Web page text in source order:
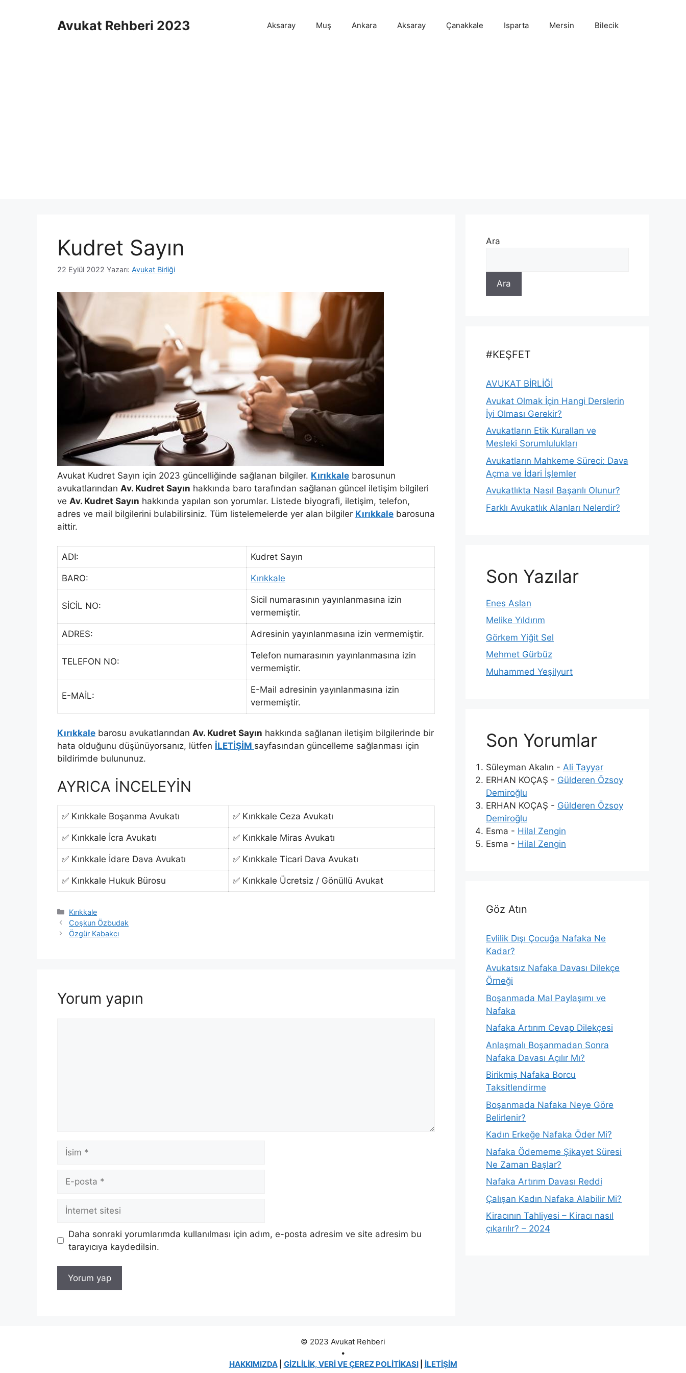
Avukat Rehberi 2023 Aksaray Muş Ankara Aksaray Çanakkale Isparta Mersin Bilecik
Kudret Sayın
22 Eylül 2022 Yazarı: Avukat Birliği
Avukat Kudret Sayın için 2023 güncelliğinde sağlanan bilgiler. Kırıkkale barosunun
avukatlarından Av. Kudret Sayın hakkında baro tarafından sağlanan güncel iletişim bilgileri
ve Av. Kudret Sayın hakkında yapılan son yorumlar. Listede biyografi, iletişim, telefon,
adres ve mail bilgilerini bulabilirsiniz. Tüm listelemelerde yer alan bilgiler Kırıkkale barosuna
aittir.
ADI: Kudret Sayın
BARO: Kırıkkale
SİCİL NO:
Sicil numarasının yayınlanmasına izin
vermemiştir.
ADRES: Adresinin yayınlanmasına izin vermemiştir.
TELEFON NO:
Telefon numarasının yayınlanmasına izin
vermemiştir.
E-MAİL:
E-Mail adresinin yayınlanmasına izin
vermemiştir.
Kırıkkale barosu avukatlarından Av. Kudret Sayın hakkında sağlanan iletişim bilgilerinde bir
hata olduğunu düşünüyorsanız, lütfen İLETİŞİM sayfasından güncelleme sağlanması için
bildirimde bulununuz.
AYRICA İNCELEYİN
✅ Kırıkkale Boşanma Avukatı ✅ Kırıkkale Ceza Avukatı
✅ Kırıkkale İcra Avukatı ✅ Kırıkkale Miras Avukatı
✅ Kırıkkale İdare Dava Avukatı ✅ Kırıkkale Ticari Dava Avukatı
✅ Kırıkkale Hukuk Bürosu ✅ Kırıkkale Ücretsiz / Gönüllü Avukat
Kategoriler
Kırıkkale
Coşkun Özbudak
Özgür Kabakcı
Yorum yapın
İsim
posta
İnternet
sitesi
Daha sonraki yorumlarımda kullanılması için adım, e-posta adresim ve site adresim bu
tarayıcıya kaydedilsin.
Ara
Ara
#KEŞFET
AVUKAT BİRLİĞİ
Avukat Olmak İçin Hangi Derslerin
İyi Olması Gerekir?
Avukatların Etik Kuralları ve
Mesleki Sorumlulukları
Avukatların Mahkeme Süreci: Dava
Açma ve İdari İşlemler
Avukatlıkta Nasıl Başarılı Olunur?
Farklı Avukatlık Alanları Nelerdir?
Son Yazılar
Enes Aslan
Melike Yıldırım
Görkem Yiğit Sel
Mehmet Gürbüz
Muhammed Yeşilyurt
Son Yorumlar
Süleyman Akalın - Ali Tayyar
ERHAN KOÇAŞ - Gülderen Özsoy
Demiroğlu
ERHAN KOÇAŞ - Gülderen Özsoy
Demiroğlu
Esma - Hilal Zengin
Esma - Hilal Zengin
Göz Atın
Evlilik Dışı Çocuğa Nafaka Ne
Kadar?
Avukatsız Nafaka Davası Dilekçe
Örneği
Boşanmada Mal Paylaşımı ve
Nafaka
Nafaka Artırım Cevap Dilekçesi
Anlaşmalı Boşanmadan Sonra
Nafaka Davası Açılır Mı?
Birikmiş Nafaka Borcu
Taksitlendirme
Boşanmada Nafaka Neye Göre
Belirlenir?
Kadın Erkeğe Nafaka Öder Mi?
Nafaka Ödememe Şikayet Süresi
Ne Zaman Başlar?
Nafaka Artırım Davası Reddi
Çalışan Kadın Nafaka Alabilir Mi?
Kiracının Tahliyesi – Kiracı nasıl
çıkarılır? – 2024
© 2023 Avukat Rehberi
•
HAKKIMIZDA| GİZLİLİK, VERİ VE ÇEREZ POLİTİKASI| İLETİŞİM